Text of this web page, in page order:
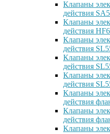
Клапаны
действия
Клапаны
действия
Клапаны
действия
Клапаны
действия
Клапаны
действия
Клапаны
действия
Клапаны
действия
Клапаны